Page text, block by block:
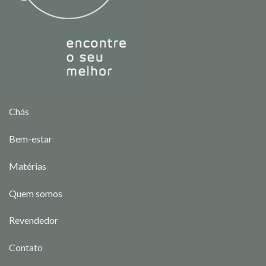
Chás
Bem-estar
Matérias
Quem somos
Revendedor
Contato